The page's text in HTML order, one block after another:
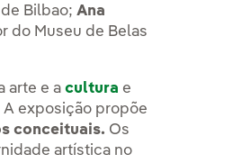
de Bilbao;Ana
do Museu de Belas
arte e acultura e
A exposição propõe
conceituais. Os
artística no